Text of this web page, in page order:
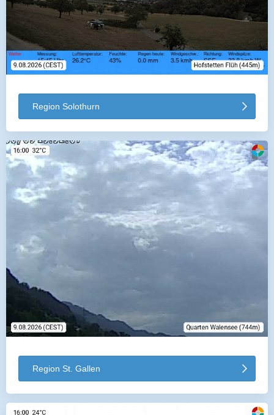
Region Solothurn
Region St. Gallen